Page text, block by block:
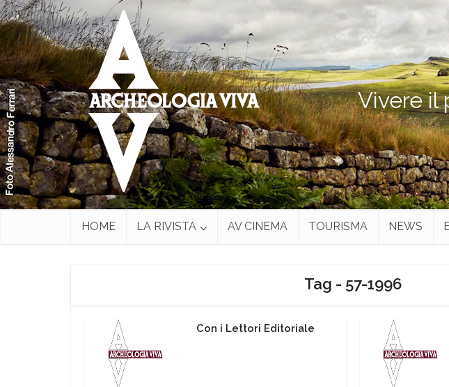
Vivere il
HOME LA RIVISTA AV CINEMA TOURISMA NEWS
Tag - 57-1996
Con i Lettori Editoriale